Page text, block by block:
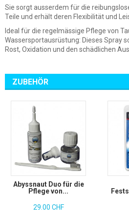
Sie sorgt ausserdem für die
Teile und erhält deren Flexibilität und
Ideal für die regelmässige Pflege von
Wassersportausrüstung: Dieses Spray
Rost, Oxidation und den schädlichen
ZUBEHÖR
Abyssnaut Duo für die
Pflege von...
29.00 CHF